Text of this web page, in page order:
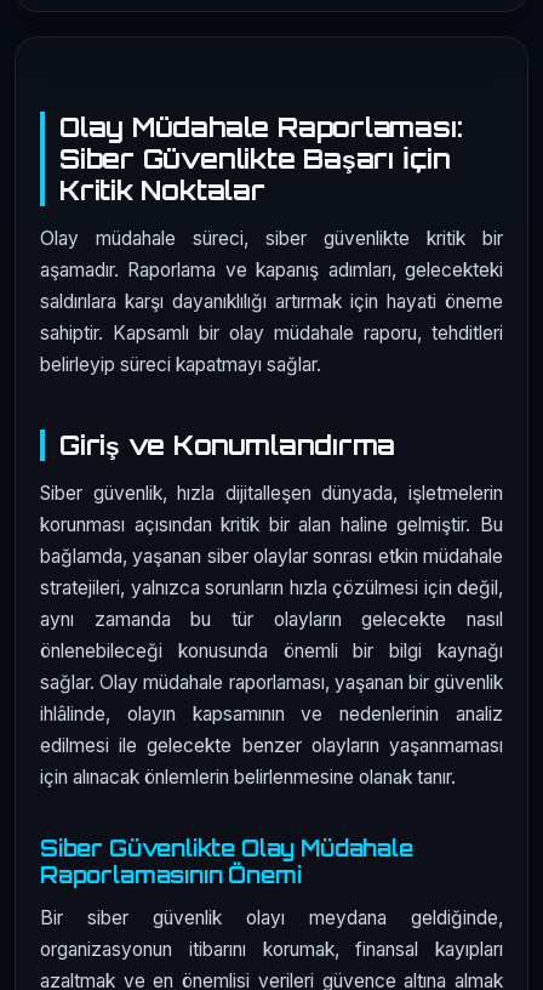
Olay Müdahale Raporlaması:
Siber Güvenlikte Başarı İçin
Kritik Noktalar
Olay müdahale süreci, siber güvenlikte kritik bir
aşamadır. Raporlama ve kapanış adımları, gelecekteki
saldırılara karşı dayanıklılığı artırmak için hayati öneme
sahiptir. Kapsamlı bir olay müdahale raporu, tehditleri
belirleyip süreci kapatmayı sağlar.
Giriş ve Konumlandırma
Siber güvenlik, hızla dijitalleşen dünyada, işletmelerin
korunması açısından kritik bir alan haline gelmiştir. Bu
bağlamda, yaşanan siber olaylar sonrası etkin müdahale
stratejileri, yalnızca sorunların hızla çözülmesi için değil,
aynı zamanda bu tür olayların gelecekte nasıl
önlenebileceği konusunda önemli bir bilgi kaynağı
sağlar. Olay müdahale raporlaması, yaşanan bir güvenlik
ihlâlinde, olayın kapsamının ve nedenlerinin analiz
edilmesi ile gelecekte benzer olayların yaşanmaması
için alınacak önlemlerin belirlenmesine olanak tanır.
Siber Güvenlikte Olay Müdahale
Raporlamasının Önemi
Bir siber güvenlik olayı meydana geldiğinde,
organizasyonun itibarını korumak, finansal kayıpları
azaltmak ve en önemlisi verileri güvence altına almak